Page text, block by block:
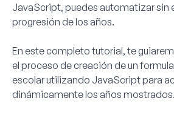
JavaScript, puedes automatizar sin
progresión de los años.
En este completo tutorial, te
el proceso de creación de un
escolar utilizando JavaScript para
dinámicamente los años mostrados.